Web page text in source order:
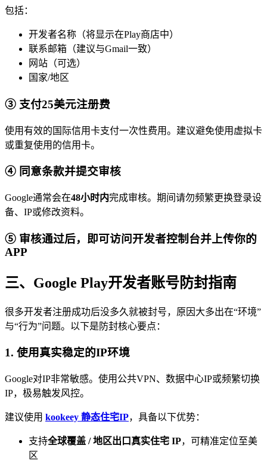
包括：
开发者名称（将显示在Play商店中）
联系邮箱（建议与Gmail一致）
网站（可选）
国家/地区
③ 支付25美元注册费
使用有效的国际信用卡支付一次性费用。建议避免使用虚拟卡
或重复使用的信用卡。
④ 同意条款并提交审核
Google通常会在48小时内完成审核。期间请勿频繁更换登录设
备、IP或修改资料。
⑤ 审核通过后，即可访问开发者控制台并上传你的
APP
三、Google Play开发者账号防封指南
很多开发者注册成功后没多久就被封号，原因大多出在“环境”
与“行为”问题。以下是防封核心要点：
1. 使用真实稳定的IP环境
Google对IP非常敏感。使用公共VPN、数据中心IP或频繁切换
IP，极易触发风控。
建议使用 kookeey 静态住宅IP，具备以下优势：
支持全球覆盖 / 地区出口真实住宅 IP，可精准定位至美
区